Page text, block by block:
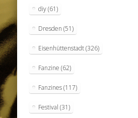
diy(61)
Dresden (51)
Eisenhüttenstadt(326)
Fanzine (62)
Fanzines(117)
Festival (31)